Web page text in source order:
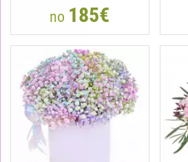
no 185€